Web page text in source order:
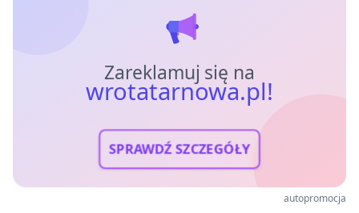
Zareklamuj się na
wrotatarnowa.pl!
SPRAWDŹ SZCZEGÓŁY
autopromocja